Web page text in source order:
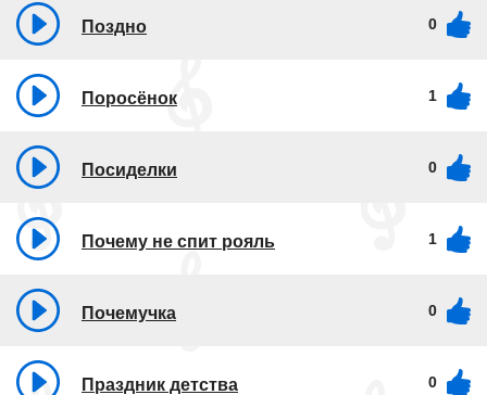
Поздно 0
Поросёнок 1
Посиделки 0
Почему не спит рояль 1
Почемучка 0
Праздник детства 0